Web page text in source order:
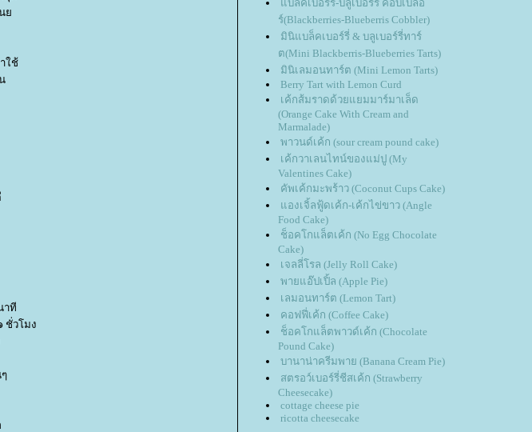
น
ใช้
าที
ชั่วโมง
บล็คเบอร์รี่-บลูเบอร์รี่ คอบเบลอ
ร์(Blackberries-Blueberris Cobbler)
มินิแบล็คเบอร์รี่ & บลูเบอร์รี่ทาร์
ต(Mini Blackberris-Blueberries Tarts)
มินิเลมอนทาร์ต (Mini Lemon Tarts)
Berry Tart with Lemon Curd
เค้กส้มราดด้วยแยมมาร์มาเล็ด
(Orange Cake With Cream and
Marmalade)
พาวนด์เค้ก (sour cream pound cake)
เค้กวาเลนไทน์ของแม่ปู (My
Valentines Cake)
คัพเค้กมะพร้าว (Coconut Cups Cake)
องเจิ้ลฟู้ดเค้ก-เค้กไข่ขาว (Angle
Food Cake)
ช็อคโกแล็ตเค้ก (No Egg Chocolate
Cake)
เจลลี่โรล (Jelly Roll Cake)
พายแอ๊ปเปิ้ล (Apple Pie)
เลมอนทาร์ต (Lemon Tart)
คอฟฟี่เค้ก (Coffee Cake)
ช็อคโกแล็ตพาวด์เค้ก (Chocolate
Pound Cake)
บานาน่าครีมพาย (Banana Cream Pie)
สตรอว์เบอร์รี่ชีสเค้ก (Strawberry
Cheesecake)
cottage cheese pie
ricotta cheesecake